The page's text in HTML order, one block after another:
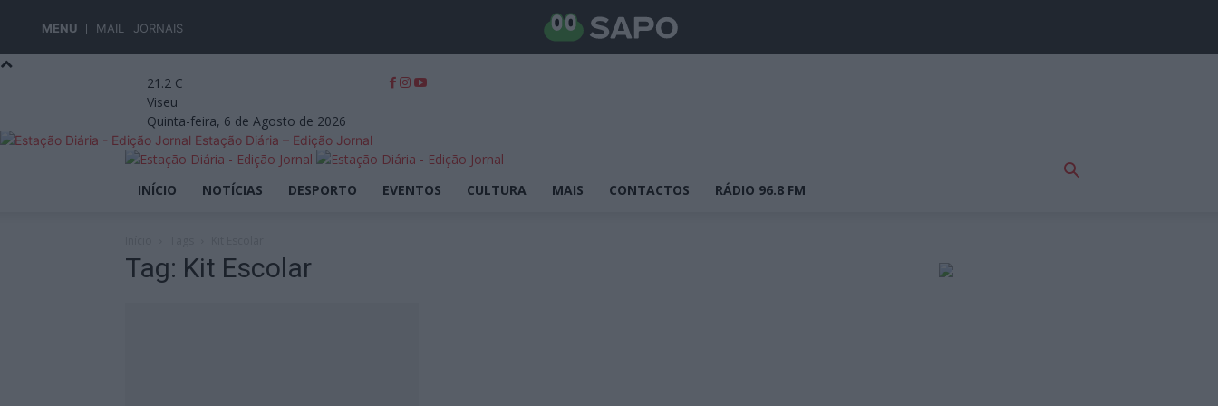
MENU MAIL JORNAIS
21.2 C
Viseu
Quinta-feira, 6 de Agosto de 2026
Estação Diária – Edição Jornal
INÍCIO NOTÍCIAS DESPORTO EVENTOS CULTURA MAIS CONTACTOS RÁDIO 96.8 FM
Tag: Kit Escolar